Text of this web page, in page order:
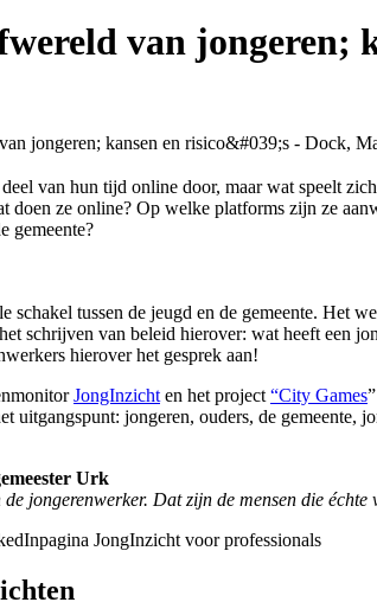
van jongeren;
jongeren; kansen en risico&#039;s - Dock,
van hun tijd online door, maar wat speelt
doen ze online? Op welke platforms zijn ze
gemeente?
schakel tussen de jeugd en de gemeente. Het
schrijven van beleid hierover: wat heeft een
hierover het gesprek aan!
JongInzichten het project“City Games
uitgangspunt: jongeren, ouders, de
Urk
jongerenwerker. Dat zijn de mensen die échte
JongInzicht voor professionals